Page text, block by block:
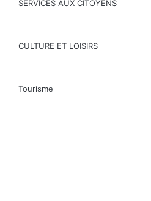
SERVICES AUX CITOYENS
CULTURE ET LOISIRS
Tourisme